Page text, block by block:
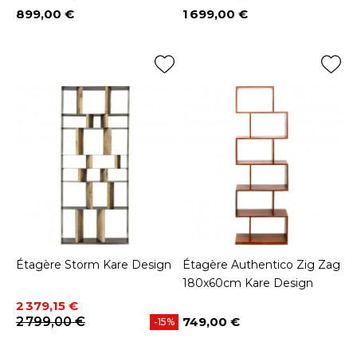
Prix
899,00 € Prix
1 699,00 €
Étagère Storm Kare Design
Prix
2 379,15 €
Prix de base
2 799,00 €
-15%
Étagère Authentico Zig Zag
180x60cm Kare Design
Prix
749,00 €